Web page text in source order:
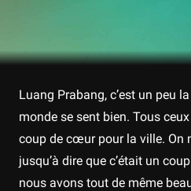
Luang Prabang, c’est un peu
monde se sent bien. Tous
coup de cœur pour la ville. On
jusqu’à dire que c’était un
nous avons tout de même